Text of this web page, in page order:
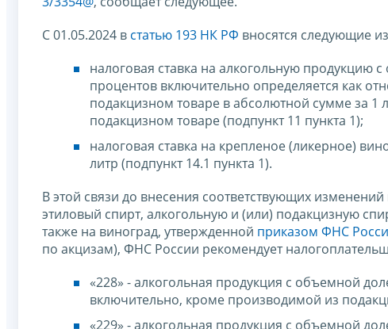
С 01.05.2024 в статью 193 НК РФ вносятся следующие
налоговая ставка на алкогольную продукцию
процентов включительно определяется как
подакцизном товаре в абсолютной сумме за 1
подакцизном товаре (подпункт 11 пункта 1);
налоговая ставка на крепленое (ликерное)
литр (подпункт 14.1 пункта 1).
В этой связи до внесения соответствующих
этиловый спирт, алкогольную и (или) подакцизную
также на виноград, утвержденной приказом ФНС
по акцизам), ФНС России рекомендует
«228» - алкогольная продукция с объемной
включительно, кроме производимой из
«229» - алкогольная продукция с объемной